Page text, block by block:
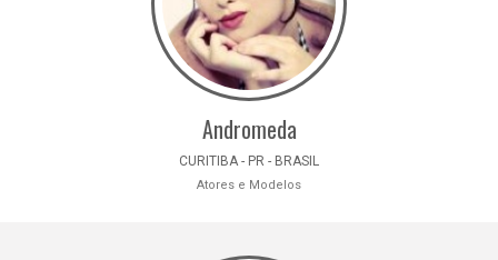
Andromeda
CURITIBA - PR - BRASIL
Atores e Modelos